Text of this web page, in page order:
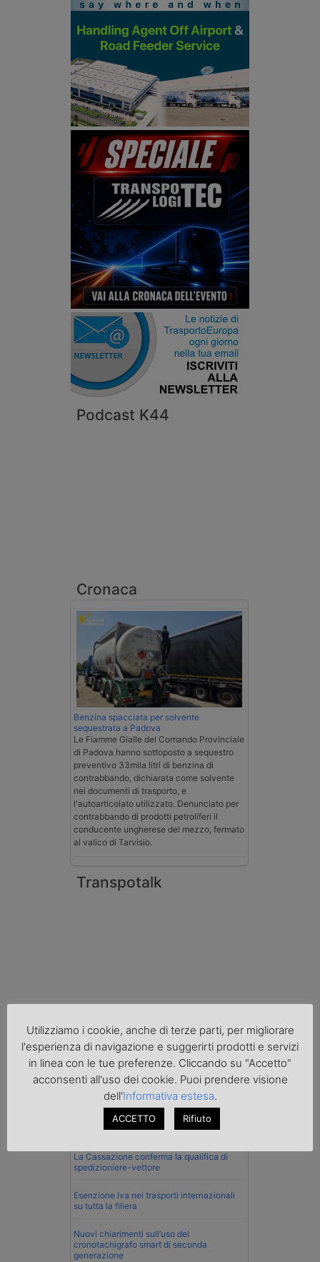
Podcast K44
Cronaca
Benzina spacciata per solvente
sequestrata a Padova
Le Fiamme Gialle del Comando Provinciale
di Padova hanno sottoposto a sequestro
preventivo 33mila litri di benzina di
contrabbando, dichiarata come solvente
nei documenti di trasporto, e
l'autoarticolato utilizzato. Denunciato per
contrabbando di prodotti petroliferi il
conducente ungherese del mezzo, fermato
al valico di Tarvisio.
Transpotalk
Normativa
Imprenditore di Prato assolto per infortunio
col muletto
Cassazione conferma validità multe per
velocità col cronotachigrafo
La Cassazione conferma la qualifica di
spedizioniere-vettore
Esenzione Iva nei trasporti internazionali
su tutta la filiera
Nuovi chiarimenti sull’uso del
cronotachigrafo smart di seconda
generazione
Utilizziamo i cookie, anche di terze parti, per migliorare
l'esperienza di navigazione e suggerirti prodotti e servizi
in linea con le tue preferenze. Cliccando su "Accetto"
acconsenti all'uso dei cookie. Puoi prendere visione
dell'Informativa estesa.
ACCETTO Rifiuto